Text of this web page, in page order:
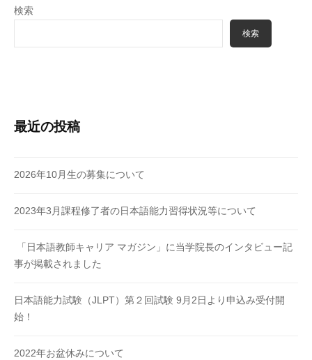
検索
検索
最近の投稿
2026年10月生の募集について
2023年3月課程修了者の日本語能力習得状況等について
「日本語教師キャリア マガジン」に当学院長のインタビュー記
事が掲載されました
日本語能力試験（JLPT）第２回試験 9月2日より申込み受付開
始！
2022年お盆休みについて